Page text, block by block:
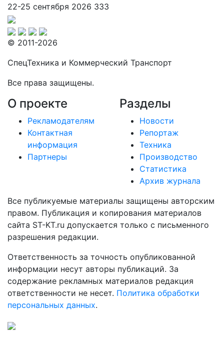
22-25 сентября 2026 333
© 2011-2026
СпецТехника и Коммерческий Транспорт
Все права защищены.
О проекте
Рекламодателям
Контактная
информация
Партнеры
Разделы
Новости
Репортаж
Техника
Производство
Статистика
Архив журнала
Все публикуемые материалы защищены авторским
правом. Публикация и копирования материалов
сайта ST-KT.ru допускается только с письменного
разрешения редакции.
Ответственность за точность опубликованной
информации несут авторы публикаций. За
содержание рекламных материалов редакция
ответственности не несет. Политика обработки
персональных данных.